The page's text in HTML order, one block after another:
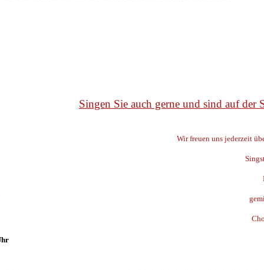
Singen Sie auch gerne und sind auf der
Wir freuen uns jederzeit